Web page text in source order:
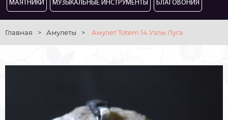
МАЯТНИКИ МУЗЫКАЛЬНЫЕ ИНСТРУМЕНТЫ БЛАГОВОНИЯ
Главная > Амулеты > Амулет Totem 14 Узлы Луга